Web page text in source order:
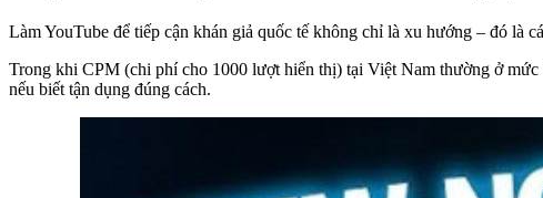
Làm YouTube để tiếp cận khán giả quốc tế không chỉ là xu hướng – đó là
Trong khi CPM (chi phí cho 1000 lượt hiển thị) tại Việt Nam thường ở
nếu biết tận dụng đúng cách.